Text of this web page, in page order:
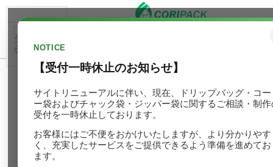
NOTICE
【受付一時休止のお知らせ】
サイトリニューアルに伴い、現在、ドリップバッグ・コー
ー袋およびチャック袋・ジッパー袋に関するご相談・制作
受付を一時休止しております。
お客様にはご不便をおかけいたしますが、より分かりやす
く、充実したサービスをご提供できるよう準備を進めてお
ます。
今日はこのポッ
プアップを開か
ない